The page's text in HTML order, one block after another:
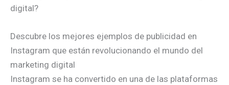
digital?
Descubre los mejores ejemplos de publicidad en
Instagram que están revolucionando el mundo del
marketing digital
Instagram se ha convertido en una de las plataformas